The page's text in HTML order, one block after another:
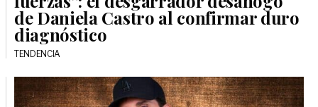
de Daniela Castro al confirmar duro
diagnóstico
TENDENCIA